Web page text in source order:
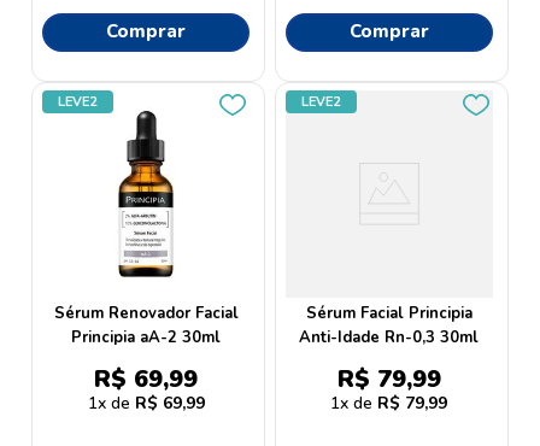
Comprar Comprar
LEVE2
Sérum Renovador Facial
Principia aA-2 30ml
R$ 69,99
1 R$ 69,99
LEVE2
Sérum Facial Principia
Anti-Idade Rn-0,3 30ml
R$ 79,99
1 R$ 79,99